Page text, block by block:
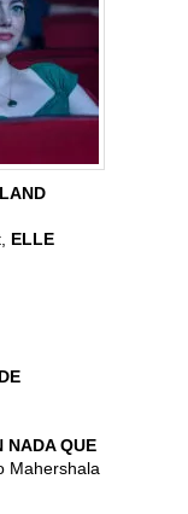
ELLE
NADA QUE
Mahershala